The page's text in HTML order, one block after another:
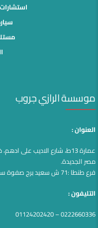
موسسة الرازي جروب
العنوان :
عمارة 13ط، شارع الاديب
مصر الجديدة.
فرع طنطا :71 ش سعيد برج صفوة سعيد – الدور الآول
التليفون :
0222660336 – 01124202420